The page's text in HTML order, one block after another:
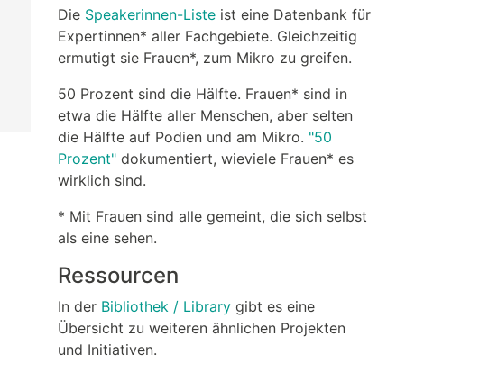
Die Speakerinnen-Liste ist eine Datenbank für
Expertinnen* aller Fachgebiete. Gleichzeitig
ermutigt sie Frauen*, zum Mikro zu greifen.
50 Prozent sind die Hälfte. Frauen* sind in
etwa die Hälfte aller Menschen, aber selten
die Hälfte auf Podien und am Mikro. "50
Prozent" dokumentiert, wieviele Frauen* es
wirklich sind.
* Mit Frauen sind alle gemeint, die sich selbst
als eine sehen.
Ressourcen
In der Bibliothek / Library gibt es eine
Übersicht zu weiteren ähnlichen Projekten
und Initiativen.